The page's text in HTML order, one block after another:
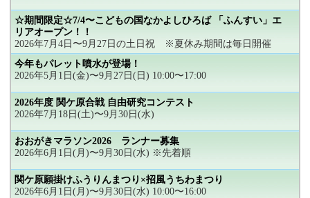
☆期間限定☆7/4〜こどもの国なかよしひろば 「ふんすい」エ
リアオープン！！
2026年7月4日〜9月27日の土日祝 ※夏休み期間は毎日開催
今年もパレット噴水が登場！
2026年5月1日(金)〜9月27日(日) 10:00〜17:00
2026年度 関ケ原合戦 自由研究コンテスト
2026年7月18日(土)〜9月30日(水)
おおがきマラソン2026 ランナー募集
2026年6月1日(月)〜9月30日(水) ※先着順
関ケ原願掛けふうりんまつり×招風うちわまつり
2026年6月1日(月)〜9月30日(水) 10:00〜16:00